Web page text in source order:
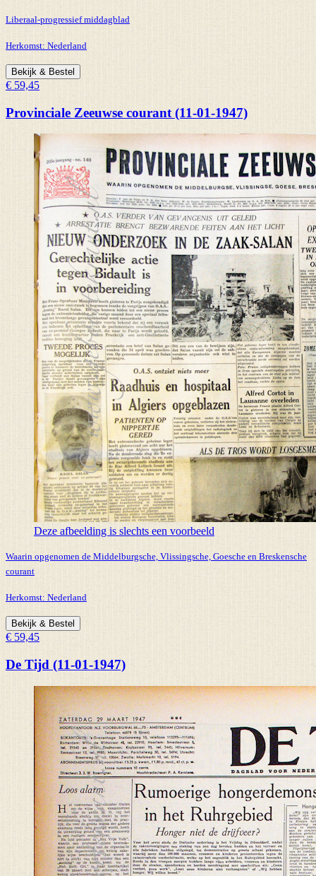
Liberaal-progressief middagblad
Herkomst: Nederland
Bekijk & Bestel
€ 59,45
Provinciale Zeeuwse courant (11-01-1947)
Deze afbeelding is slechts een voorbeeld
Waarin opgenomen de Middelburgsche, Vlissingsche, Goesche en Breskensche
courant
Herkomst: Nederland
Bekijk & Bestel
€ 59,45
De Tijd (11-01-1947)